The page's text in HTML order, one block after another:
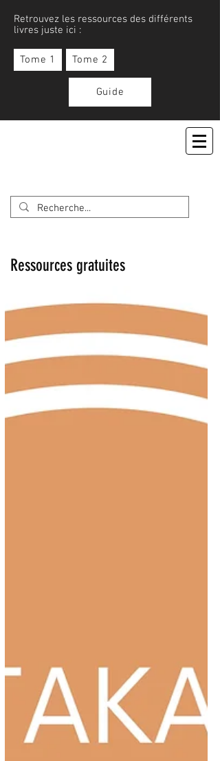
Retrouvez les ressources des différents
livres juste ici :
Tome 1 Tome 2
Guide
Ressources gratuites